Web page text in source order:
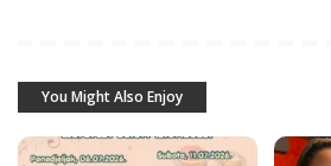
You Might Also Enjoy